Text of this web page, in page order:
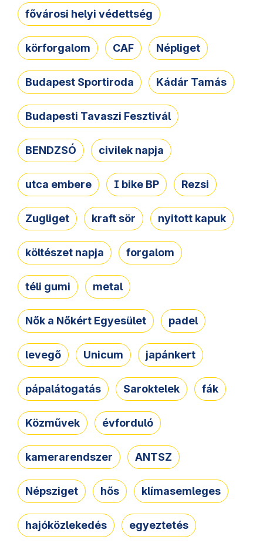
fővárosi helyi védettség
körforgalom CAF Népliget
Budapest Sportiroda Kádár Tamás
Budapesti Tavaszi Fesztivál
BENDZSÓ civilek napja
utca embere I bike BP Rezsi
Zugliget kraft sör nyitott kapuk
költészet napja forgalom
téli gumi metal
Nők a Nőkért Egyesület padel
levegő Unicum japánkert
pápalátogatás Saroktelek fák
Közművek évforduló
kamerarendszer ANTSZ
Népsziget hős klímasemleges
hajóközlekedés egyeztetés